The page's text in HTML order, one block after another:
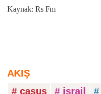
Kaynak: Rs Fm
AKIŞ
# casus
# israil